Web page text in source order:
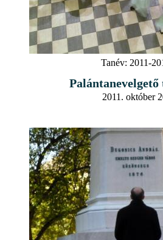
Tanév: 2011-
Palántanevelgető
2011. október